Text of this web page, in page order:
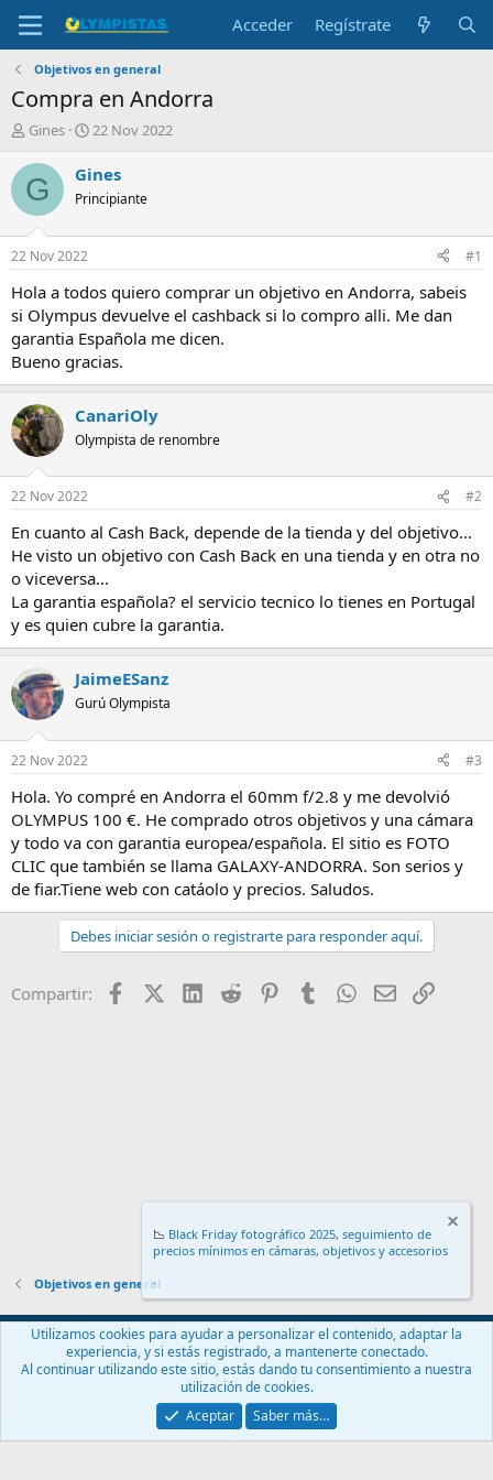
Acceder Regístrate
Objetivos en general
Compra en Andorra
I
i
c
a
d
o
r
d
e
l
t
e
m
a
Gines
F
c
a
i
n
c
i
o
22 Nov 2022
G Gines
Principiante
22 Nov 2022 #1
Hola a todos quiero comprar un objetivo en Andorra, sabeis
si Olympus devuelve el cashback si lo compro alli. Me dan
garantia Española me dicen.
Bueno gracias.
CanariOly
Olympista de renombre
22 Nov 2022 #2
En cuanto al Cash Back, depende de la tienda y del objetivo...
He visto un objetivo con Cash Back en una tienda y en otra no
o viceversa...
La garantia española? el servicio tecnico lo tienes en Portugal
y es quien cubre la garantia.
JaimeESanz
Gurú Olympista
22 Nov 2022 #3
Hola. Yo compré en Andorra el 60mm f/2.8 y me devolvió
OLYMPUS 100 €. He comprado otros objetivos y una cámara
y todo va con garantia europea/española. El sitio es FOTO
CLIC que también se llama GALAXY-ANDORRA. Son serios y
de fiar.Tiene web con catáolo y precios. Saludos.
Debes iniciar sesión o registrarte para responder aquí.
Compartir: FacebookX (Twitter)
LinkedIn
Reddit PinterestTumblr WhatsApp
EmailEnlace
Objetivos en general
Español (ES)
Contáctanos
Términos y reglas Política de privacidad
Ayuda
Community platform by XenForo® © 2010-2024 XenForo Ltd.
📉 Black Friday fotográfico 2025, seguimiento de
precios mínimos en cámaras, objetivos y accesorios
.
Utilizamos cookies para ayudar a personalizar el contenido, adaptar la
experiencia, y si estás registrado, a mantenerte conectado.
Al continuar utilizando este sitio, estás dando tu consentimiento a nuestra
utilización de cookies.
Aceptar
Saber más…